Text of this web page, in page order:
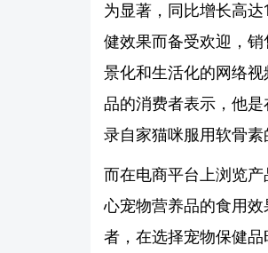
为显著，同比增长高
健效果而备受欢迎，
景化和生活化的网络
品的消费者表示，他
录自家猫咪服用软骨素
而在电商平台上浏览
心宠物营养品的食用
者，在选择宠物保健